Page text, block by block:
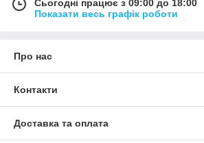
Сьогодні працює з 09:00 до 18:00
Показати весь графік роботи
Про нас
Контакти
Доставка та оплата